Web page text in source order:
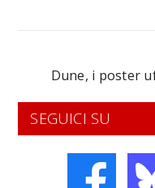
Dune, i poster
SEGUICI SU